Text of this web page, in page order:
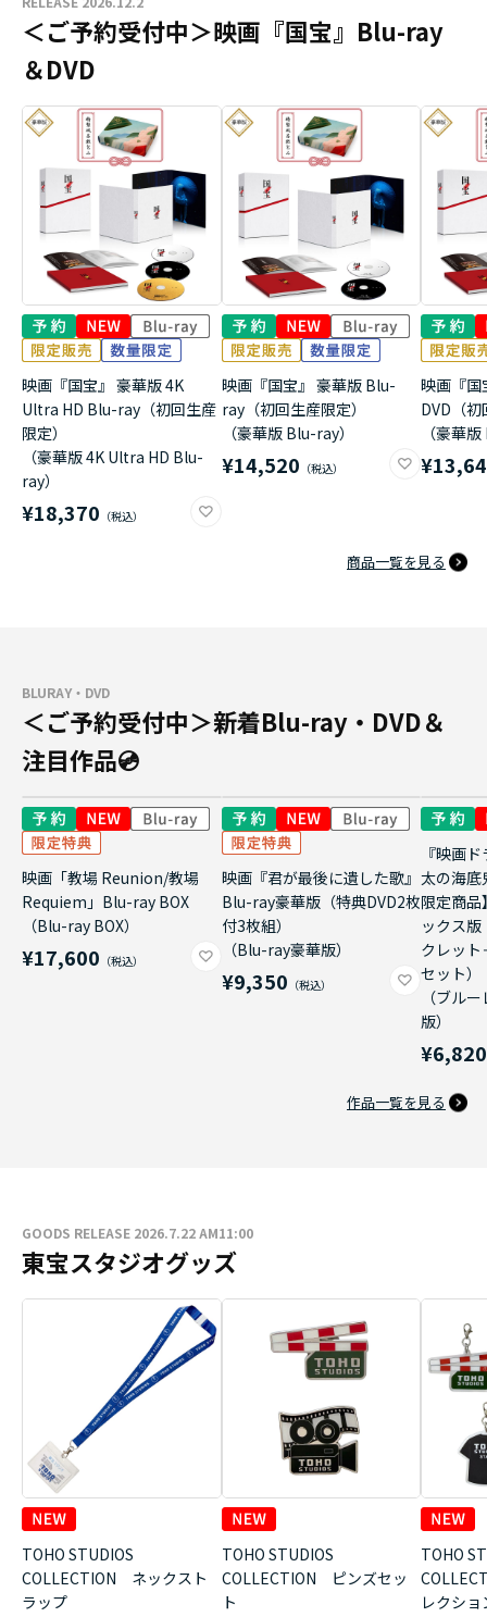
＜ご予約受付中＞映画『国宝』Blu-ray
＆DVD
映画『国宝』 豪華版 4K
Ultra HD Blu-ray（初回生産
限定）
（豪華版 4K Ultra HD Blu-
ray）
¥18,370
映画『国宝』 豪華版 Blu-
ray（初回生産限定）
（豪華版 Blu-ray）
¥14,520
映画『国
DVD（
（豪華
商品一覧を見る
BLURAY・DVD
＜ご予約受付中＞新着Blu-ray・DVD＆
注目作品💿
映画「教場 Reunion/教場
Requiem」Blu-ray BOX
（Blu-ray BOX）
¥17,600
映画『君が最後に遺した歌』
Blu-ray豪華版（特典DVD2枚
付3枚組）
（Blu-ray豪華版）
¥9,350
『映画
太の海底
限定商品
ックス
クレッ
セット）
（ブル
版）
¥6,820
作品一覧を見る
GOODS RELEASE 2026.7.22 AM11:00
東宝スタジオグッズ
TOHO STUDIOS
COLLECTION ネックスト
ラップ
TOHO STUDIOS
COLLECTION ピンズセッ
ト
TOHO
レクシ